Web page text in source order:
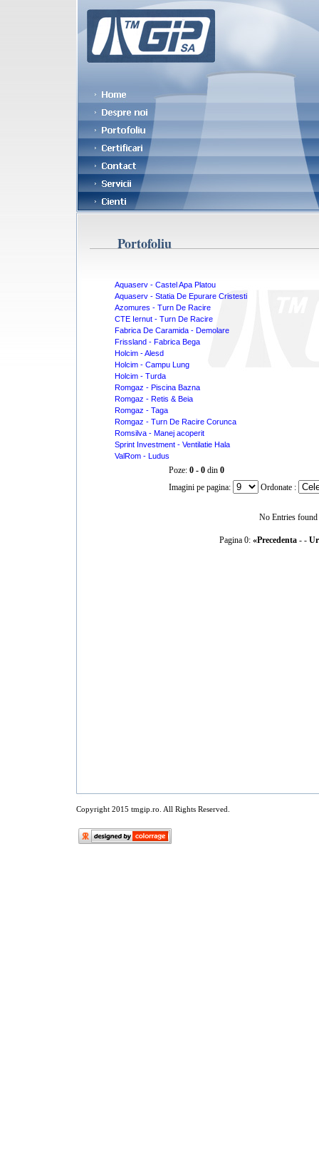
Portofoliu
Aquaserv - Castel Apa Platou
Aquaserv - Statia De Epurare Cristesti
Azomures - Turn De Racire
CTE Iernut - Turn De Racire
Fabrica De Caramida - Demolare
Frissland - Fabrica Bega
Holcim - Alesd
Holcim - Campu Lung
Holcim - Turda
Romgaz - Piscina Bazna
Romgaz - Retis & Beia
Romgaz - Taga
Romgaz - Turn De Racire Corunca
Romsilva - Manej acoperit
Sprint Investment - Ventilatie Hala
ValRom - Ludus
Poze: 0 - 0din 0
Imagini pe pagina:
Ordonate :
No Entries found
Pagina 0: «Precedenta- -
Copyright 2015 tmgip.ro. All Rights Reserved.